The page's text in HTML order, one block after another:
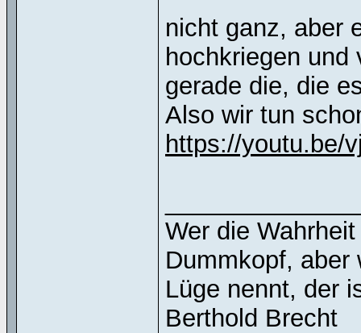
nicht ganz, aber
hochkriegen
gerade die, die
Also wir tun
https://youtu.be/
Wer die
Dummkopf, aber
Lüge nennt, der
Berthold Brecht